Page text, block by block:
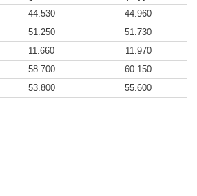
44.530
44.960
51.250
51.730
11.660
11.970
58.700
60.150
53.800 55.600